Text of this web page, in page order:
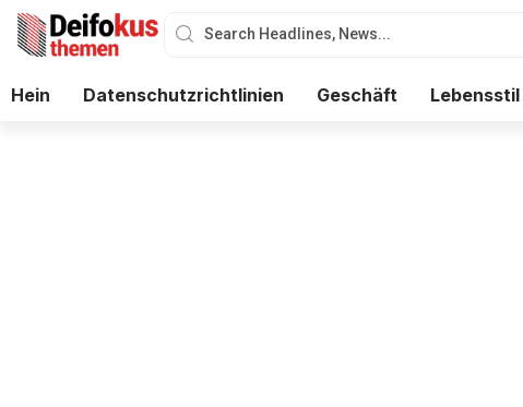
Hein Datenschutzrichtlinien Geschäft Lebensstil